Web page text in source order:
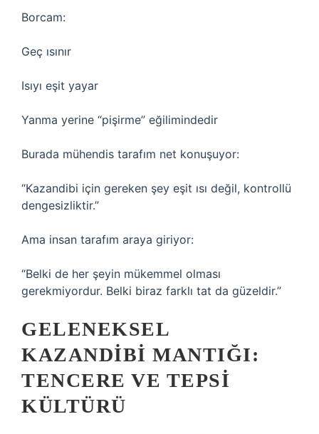
Borcam:
Geç ısınır
Isıyı eşit yayar
Yanma yerine “pişirme” eğilimindedir
Burada mühendis tarafım net konuşuyor:
“Kazandibi için gereken şey eşit ısı değil, kontrollü
dengesizliktir.”
Ama insan tarafım araya giriyor:
“Belki de her şeyin mükemmel olması
gerekmiyordur. Belki biraz farklı tat da güzeldir.”
GELENEKSEL
KAZANDIBI MANTIĞI:
TENCERE VE TEPSI
KÜLTÜRÜ